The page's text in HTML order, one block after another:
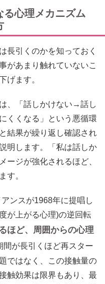
る心理メカニズム
長引くのかを知っておく
があまり触れていないこ
げます。
、「話しかけない→話し
くくなる」という悪循環
結果が繰り返し確認され
明します。「私は話しか
ージが強化されるほど、
す。
ンスが1968年に提唱し
が上がる心理)の逆回転
ほど、周囲からの心理
間が長引くほど再スター
ではなく、この接触量の
触効果は限界もあり、最